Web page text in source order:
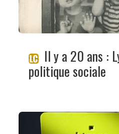
Il y a 20 ans :
politique sociale